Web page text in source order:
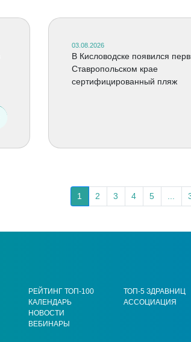
03.08.2026
В Кисловодске появился
Ставропольском крае
сертифицированный пляж
1 2 3 4 5
РЕЙТИНГ ТОП-100
КАЛЕНДАРЬ
НОВОСТИ
ВЕБИНАРЫ
ТОП-5 ЗДРАВНИЦ
АССОЦИАЦИЯ